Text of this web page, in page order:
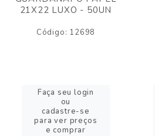
21X22 LUXO - 50UN
Código: 12698
Faça seu login
ou
cadastre-se
para ver preços
e comprar